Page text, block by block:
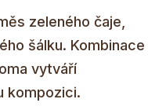
zeleného čaje,
šálku. Kombinace
vytváří
kompozici.